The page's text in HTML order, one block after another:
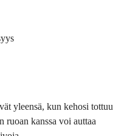
yleensä, kun kehosi tottuu
ruoan kanssa voi auttaa